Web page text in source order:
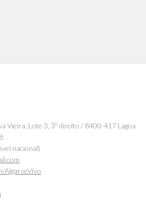
Vieira, Lote 3, 3º direito / 8400-417 Lagoa
nacional)
AlgarveVivo